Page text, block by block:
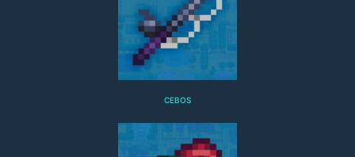
CEBOS